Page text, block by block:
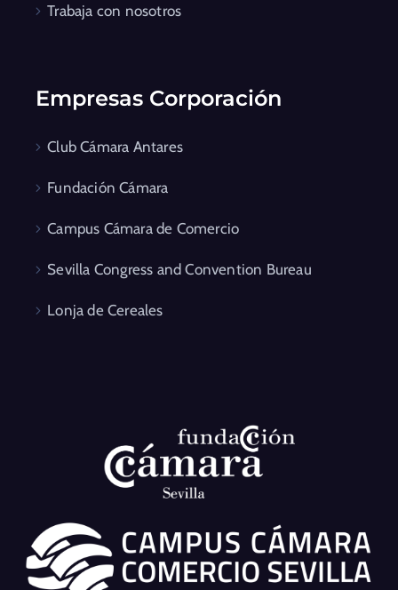
Trabaja con nosotros
Empresas Corporación
Club Cámara Antares
Fundación Cámara
Campus Cámara de Comercio
Sevilla Congress and Convention Bureau
Lonja de Cereales